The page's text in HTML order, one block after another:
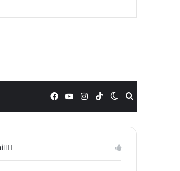
Switch
skin
TikTok
Instagram
YouTube
Facebook